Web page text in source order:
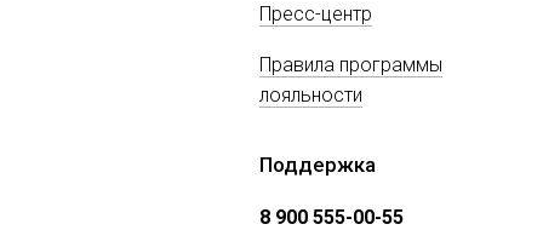
Пресс-центр
Правила программы
лояльности
Поддержка
8 900 555-00-55